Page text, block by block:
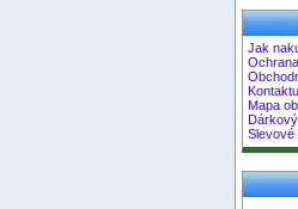
Jak
Mapa
Slevové